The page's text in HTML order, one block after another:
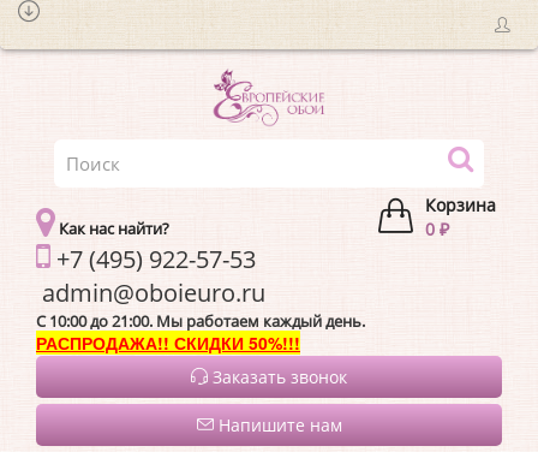
Корзина
0 ₽
Как нас найти?
+7 (495) 922-57-53
C 10:00 до 21:00. Мы работаем каждый день.
РАСПРОДАЖА!! СКИДКИ 50%!!!
Заказать звонок
Напишите нам